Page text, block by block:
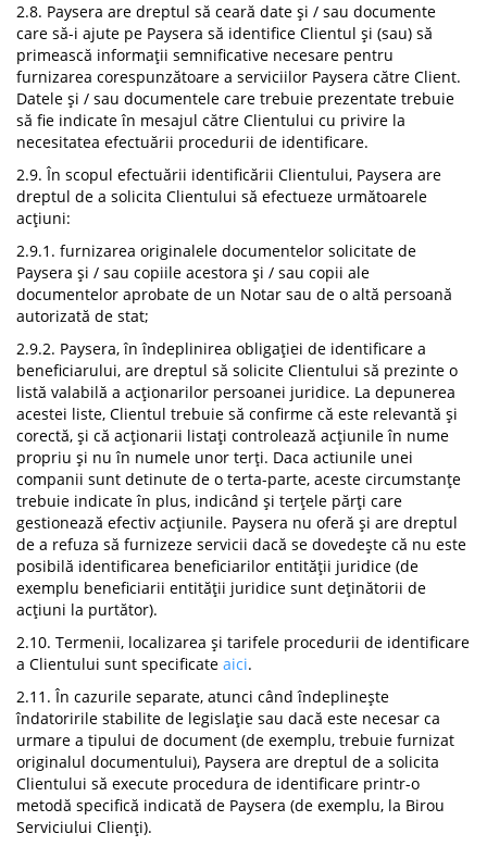
2.8. Paysera are dreptul să ceară date și / sau documente
care să-i ajute pe Paysera să identifice Clientul și (sau) să
primească informații semnificative necesare pentru
furnizarea corespunzătoare a serviciilor Paysera către Client.
Datele și / sau documentele care trebuie prezentate trebuie
să fie indicate în mesajul către Clientului cu privire la
necesitatea efectuării procedurii de identificare.
2.9. În scopul efectuării identificării Clientului, Paysera are
dreptul de a solicita Clientului să efectueze următoarele
acțiuni:
2.9.1. furnizarea originalele documentelor solicitate de
Paysera și / sau copiile acestora și / sau copii ale
documentelor aprobate de un Notar sau de o altă persoană
autorizată de stat;
2.9.2. Paysera, în îndeplinirea obligației de identificare a
beneficiarului, are dreptul să solicite Clientului să prezinte o
listă valabilă a acționarilor persoanei juridice. La depunerea
acestei liste, Clientul trebuie să confirme că este relevantă și
corectă, și că acționarii listați controlează acțiunile în nume
propriu și nu în numele unor terți. Daca actiunile unei
companii sunt detinute de o terta-parte, aceste circumstanțe
trebuie indicate în plus, indicând și terțele părți care
gestionează efectiv acțiunile. Paysera nu oferă și are dreptul
de a refuza să furnizeze servicii dacă se dovedește că nu este
posibilă identificarea beneficiarilor entității juridice (de
exemplu beneficiarii entității juridice sunt deținătorii de
acțiuni la purtător).
2.10. Termenii, localizarea și tarifele procedurii de identificare
a Clientului sunt specificate aici.
2.11. În cazurile separate, atunci când îndeplinește
îndatoririle stabilite de legislație sau dacă este necesar ca
urmare a tipului de document (de exemplu, trebuie furnizat
originalul documentului), Paysera are dreptul de a solicita
Clientului să execute procedura de identificare printr-o
metodă specifică indicată de Paysera (de exemplu, la Birou
Serviciului Clienți).